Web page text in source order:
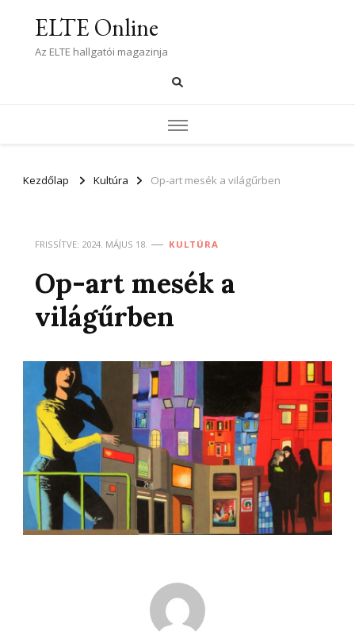
ELTE Online
Az ELTE hallgatói magazinja
Kezdőlap Kultúra Op-art mesék a világűrben
FRISSÍTVE: 2024. MÁJUS 18. KULTÚRA
Op-art mesék a
világűrben